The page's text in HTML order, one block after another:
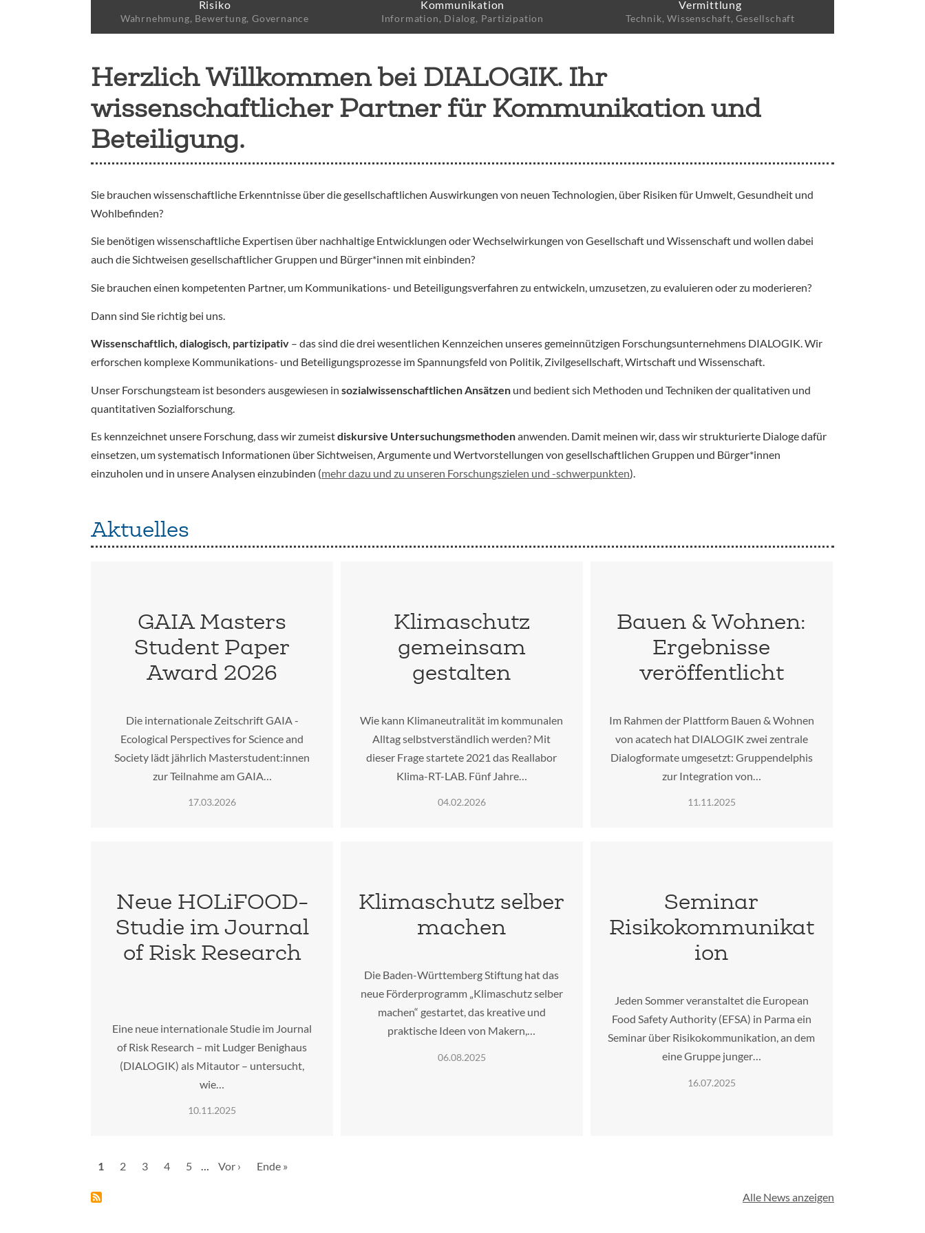
Risiko
Wahrnehmung, Bewertung, Governance
Kommunikation
Information, Dialog, Partizipation
Vermittlung
Technik, Wissenschaft, Gesellschaft
Herzlich Willkommen bei DIALOGIK. Ihr
wissenschaftlicher Partner für Kommunikation und
Beteiligung.
Sie brauchen wissenschaftliche Erkenntnisse über die gesellschaftlichen Auswirkungen von neuen Technologien, über Risiken für Umwelt, Gesundheit und
Wohlbefinden?
Sie benötigen wissenschaftliche Expertisen über nachhaltige Entwicklungen oder Wechselwirkungen von Gesellschaft und Wissenschaft und wollen dabei
auch die Sichtweisen gesellschaftlicher Gruppen und Bürger*innen mit einbinden?
Sie brauchen einen kompetenten Partner, um Kommunikations- und Beteiligungsverfahren zu entwickeln, umzusetzen, zu evaluieren oder zu moderieren?
Dann sind Sie richtig bei uns.
Wissenschaftlich, dialogisch, partizipativ – das sind die drei wesentlichen Kennzeichen unseres gemeinnützigen Forschungsunternehmens DIALOGIK. Wir
erforschen komplexe Kommunikations- und Beteiligungsprozesse im Spannungsfeld von Politik, Zivilgesellschaft, Wirtschaft und Wissenschaft.
Unser Forschungsteam ist besonders ausgewiesen in sozialwissenschaftlichen Ansätzen und bedient sich Methoden und Techniken der qualitativen und
quantitativen Sozialforschung.
Es kennzeichnet unsere Forschung, dass wir zumeistdiskursive Untersuchungsmethodenanwenden. Damit meinen wir, dass wir strukturierte Dialoge dafür
einsetzen, um systematisch Informationen über Sichtweisen, Argumente und Wertvorstellungen von gesellschaftlichen Gruppen und Bürger*innen
einzuholen und in unsere Analysen einzubinden (mehr dazu und zu unseren Forschungszielen und -schwerpunkten).
Aktuelles
GAIA Masters
Student Paper
Award 2026
Die internationale Zeitschrift GAIA -
Ecological Perspectives for Science and
Society lädt jährlich Masterstudent:innen
zur Teilnahme am GAIA…
17.03.2026
Klimaschutz
gemeinsam
gestalten
Wie kann Klimaneutralität im kommunalen
Alltag selbstverständlich werden? Mit
dieser Frage startete 2021 das Reallabor
Klima-RT-LAB. Fünf Jahre…
04.02.2026
Bauen & Wohnen:
Ergebnisse
veröffentlicht
Im Rahmen der Plattform Bauen & Wohnen
von acatech hat DIALOGIK zwei zentrale
Dialogformate umgesetzt: Gruppendelphis
zur Integration von…
11.11.2025
Neue HOLiFOOD-
Studie im Journal
of Risk Research
Eine neue internationale Studie im Journal
of Risk Research – mit Ludger Benighaus
(DIALOGIK) als Mitautor – untersucht,
wie…
10.11.2025
Klimaschutz selber
machen
Die Baden-Württemberg Stiftung hat das
neue Förderprogramm „Klimaschutz selber
machen“ gestartet, das kreative und
praktische Ideen von Makern,…
06.08.2025
Seminar
Risikokommunikat
ion
Jeden Sommer veranstaltet die European
Food Safety Authority (EFSA) in Parma ein
Seminar über Risikokommunikation, an dem
eine Gruppe junger…
16.07.2025
Aktuelle
1 Seite
2 Seite
3 Seite
4 Seite
5 …
Nächste
Vor ›
Letzte
Ende »
Alle News anzeigen